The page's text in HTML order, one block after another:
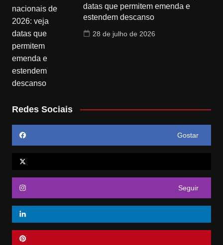
datas que permitem emenda e
estendem descanso
28 de julho de 2026
Redes Sociais
Gostar
Seguir